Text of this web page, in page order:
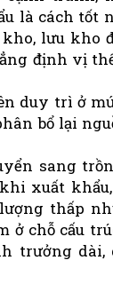
là cách tốt
lưu kho
định vị
duy trì ở
bổ lại
sang
xuất
thấp
ở chỗ cấu
trưởng